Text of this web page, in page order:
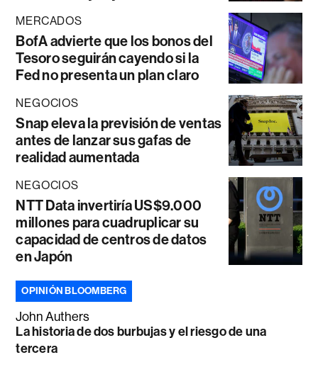
MERCADOS
BofA advierte que los bonos del
Tesoro seguirán cayendo si la
Fed no presenta un plan claro
NEGOCIOS
Snap eleva la previsión de ventas
antes de lanzar sus gafas de
realidad aumentada
NEGOCIOS
NTT Data invertiría US$9.000
millones para cuadruplicar su
capacidad de centros de datos
en Japón
OPINIÓN BLOOMBERG
John Authers
La historia de dos burbujas y el riesgo de una
tercera